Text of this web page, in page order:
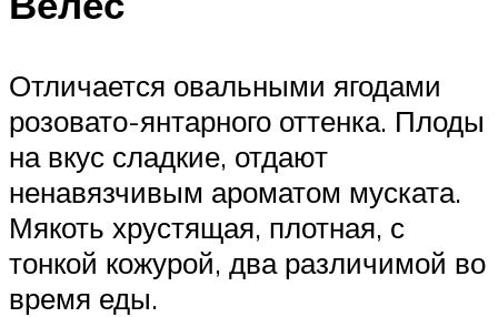
Отличается овальными ягодами
розовато-янтарного оттенка. Плоды
на вкус сладкие, отдают
ненавязчивым ароматом муската.
Мякоть хрустящая, плотная, с
тонкой кожурой, два различимой во
время еды.